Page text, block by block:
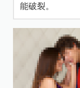
能破裂。